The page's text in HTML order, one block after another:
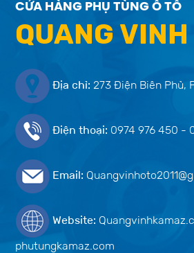
CỬA HÀNG PHỤ TÙNG Ô TÔ
QUANG VINH
Địa chỉ: 273 Điện Biên Phủ,
Điện thoại: 0974 976 450 -
Email:
Website:
phutungkamaz.com